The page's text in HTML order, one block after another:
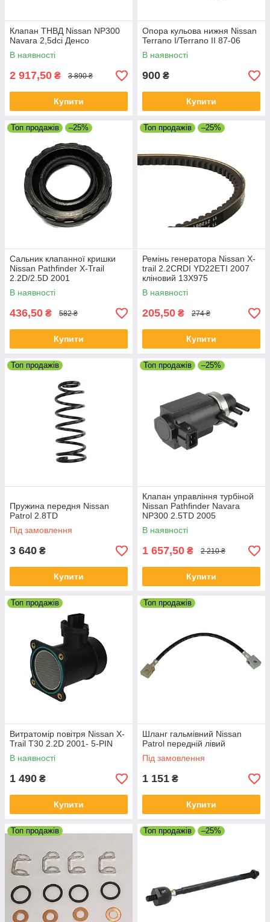
Клапан ТНВД Nissan NP300
Navara 2,5dci Денсо
В наявності
2 917,50 ₴ 3 890 ₴
Купити
Опора кульова нижня Nissan
Terrano I/Terrano II 87-06
В наявності
900 ₴
Купити
Топ продажів –25%
Сальник клапанної кришки
Nissan Pathfinder X-Trail
2.2D/2.5D 2001
В наявності
436,50 ₴ 582 ₴
Купити
Топ продажів –25%
Ремінь генератора Nissan X-
trail 2.2CRDI YD22ETI 2007
кліновий 13X975
В наявності
205,50 ₴ 274 ₴
Купити
Топ продажів
Пружина передня Nissan
Patrol 2.8TD
Під замовлення
3 640 ₴
Купити
Топ продажів –25%
Клапан управління турбіной
Nissan Pathfinder Navara
NP300 2.5TD 2005
В наявності
1 657,50 ₴ 2 210 ₴
Купити
Топ продажів
Витратомір повітря Nissan X-
Trail T30 2.2D 2001- 5-PIN
В наявності
1 490 ₴
Купити
Топ продажів
Шланг гальмівний Nissan
Patrol передній лівий
Під замовлення
1 151 ₴
Купити
Топ продажів Топ продажів –25%